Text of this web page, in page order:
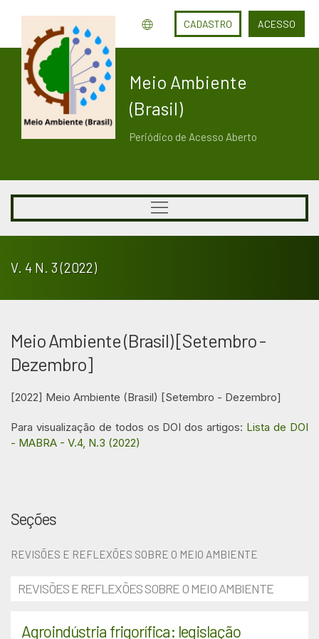
CADASTRO ACESSO
Meio Ambiente
(Brasil)
Periódico de Acesso Aberto
V. 4 N. 3 (2022)
Meio Ambiente (Brasil) [Setembro -
Dezembro]
[2022] Meio Ambiente (Brasil) [Setembro - Dezembro]
Para visualização de todos os DOI dos artigos: Lista de DOI
- MABRA - V.4, N.3 (2022)
Seções
REVISÕES E REFLEXÕES SOBRE O MEIO AMBIENTE
REVISÕES E REFLEXÕES SOBRE O MEIO AMBIENTE
Agroindústria frigorífica: legislação